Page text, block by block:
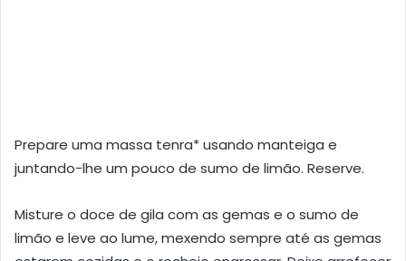
Prepare uma massa tenra* usando manteiga e
juntando-lhe um pouco de sumo de limão. Reserve.
Misture o doce de gila com as gemas e o sumo de
limão e leve ao lume, mexendo sempre até as gemas